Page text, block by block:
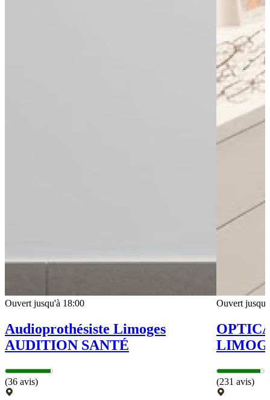
Ouvert jusqu'à 18:00
Audioprothésiste Limoges
AUDITION SANTÉ
(36 avis)
Ouvert
(231 avis)